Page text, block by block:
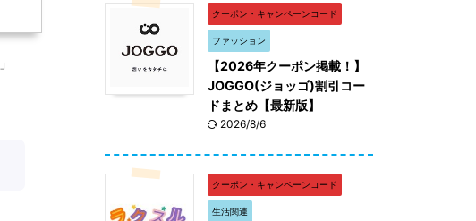
」
クーポン・キャンペーンコード
ファッション
【2026年クーポン掲載！】
JOGGO(ジョッゴ)割引コー
ドまとめ【最新版】
2026/8/6
クーポン・キャンペーンコード
生活関連